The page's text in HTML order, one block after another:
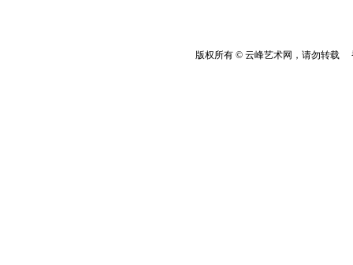
版权所有 © 云峰艺术网，请勿转载